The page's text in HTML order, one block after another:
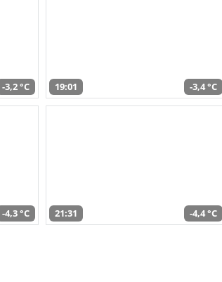
-3,2 °C 19:01 -3,4 °C
-4,3 °C 21:31 -4,4 °C